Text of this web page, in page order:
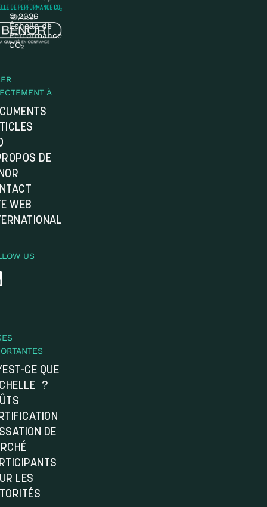
À
DE
WEB
US
CE QUE
?
DE
LES
© 2026
Échelle de
Performance
CO₂